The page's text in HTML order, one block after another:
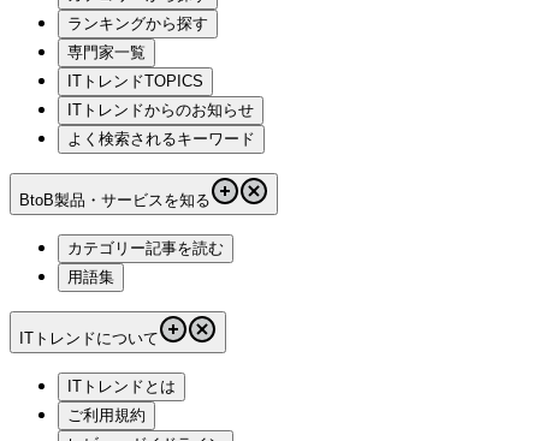
ランキングから探す
専門家一覧
ITトレンドTOPICS
ITトレンドからのお知らせ
よく検索されるキーワード
BtoB製品・サービスを知る
カテゴリー記事を読む
用語集
ITトレンドについて
ITトレンドとは
ご利用規約